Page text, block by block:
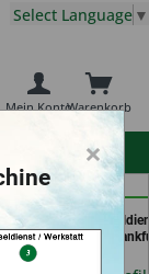
Warenkorb
Mein Konto
Select Language ▼
069er
Frankfurt (in
×